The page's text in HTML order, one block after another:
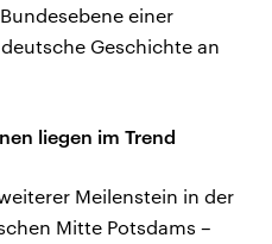
einer
Geschichte an
liegen im Trend
Meilenstein in der
Mitte Potsdams –